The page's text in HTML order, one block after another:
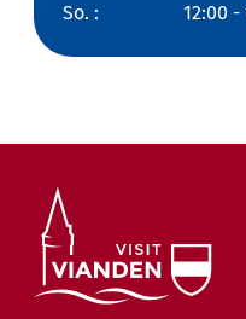
So. :
12:00 -